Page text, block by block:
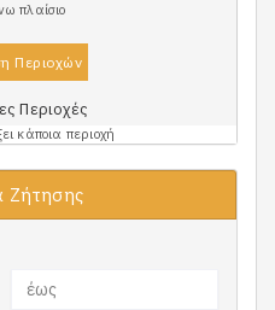
πλαίσιο
Περιοχών
Περιοχές
κάποια περιοχή
Ζήτησης